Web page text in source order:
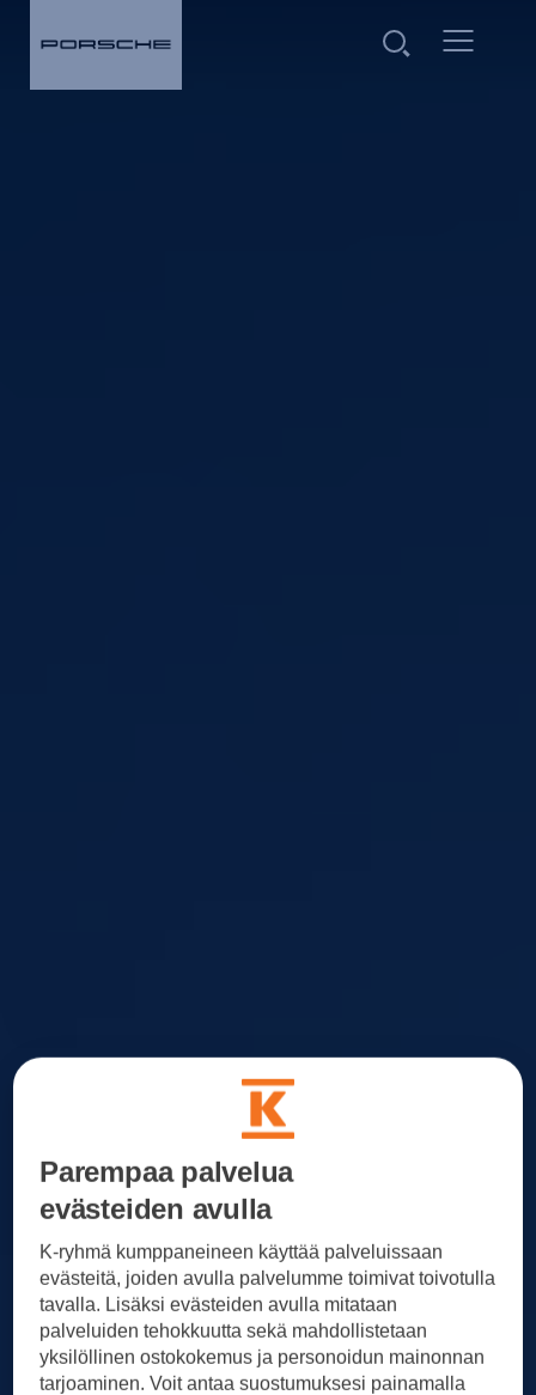
Parempaa palvelua
evästeiden avulla
K-ryhmä kumppaneineen käyttää palveluissaan
evästeitä, joiden avulla palvelumme toimivat toivotulla
tavalla. Lisäksi evästeiden avulla mitataan
palveluiden tehokkuutta sekä mahdollistetaan
yksilöllinen ostokokemus ja personoidun mainonnan
tarjoaminen. Voit antaa suostumuksesi painamalla